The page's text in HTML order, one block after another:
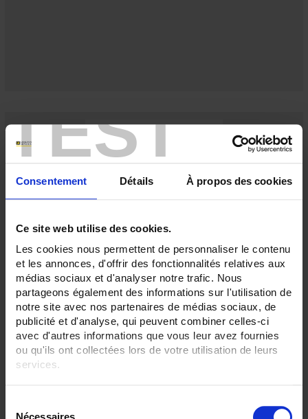
TEST
Consentement Détails À propos des cookies
Ce site web utilise des cookies.
Les cookies nous permettent de personnaliser le contenu
et les annonces, d'offrir des fonctionnalités relatives aux
médias sociaux et d'analyser notre trafic. Nous
partageons également des informations sur l'utilisation de
notre site avec nos partenaires de médias sociaux, de
publicité et d'analyse, qui peuvent combiner celles-ci
avec d'autres informations que vous leur avez fournies
ou qu'ils ont collectées lors de votre utilisation de leurs
services.
NE 72 Amp AC Direct 90°